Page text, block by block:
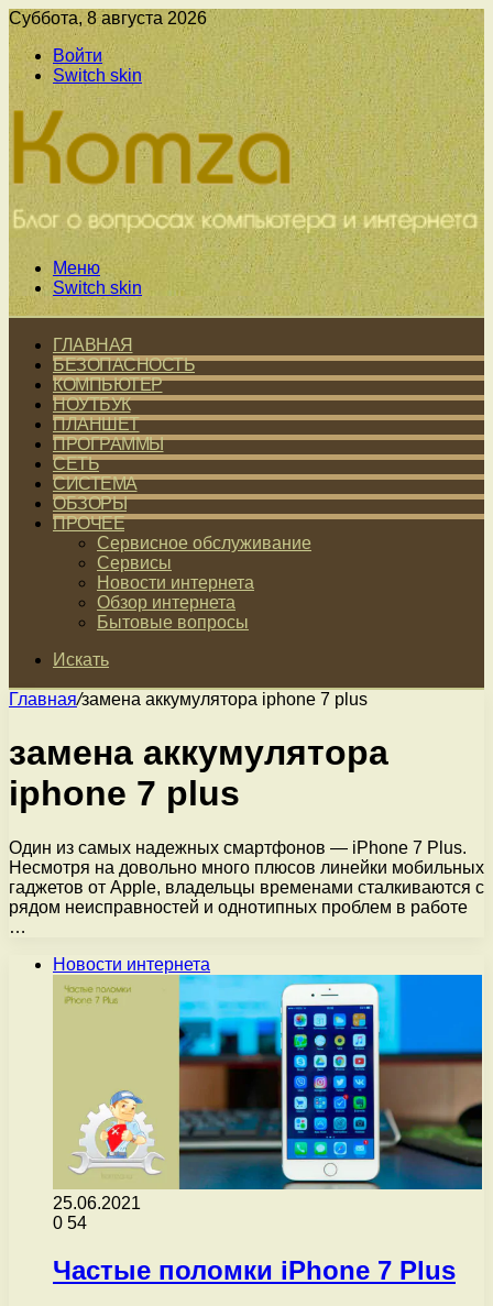
Суббота, 8 августа 2026
Войти
Switch skin
Меню
Switch skin
ГЛАВНАЯ
БЕЗОПАСНОСТЬ
КОМПЬЮТЕР
НОУТБУК
ПЛАНШЕТ
ПРОГРАММЫ
СЕТЬ
СИСТЕМА
ОБЗОРЫ
ПРОЧЕЕ
Сервисное обслуживание
Сервисы
Новости интернета
Обзор интернета
Бытовые вопросы
Искать
Главная/замена аккумулятора iphone 7 plus
замена аккумулятора
iphone 7 plus
Один из самых надежных смартфонов — iPhone 7 Plus.
Несмотря на довольно много плюсов линейки мобильных
гаджетов от Apple, владельцы временами сталкиваются с
рядом неисправностей и однотипных проблем в работе
…
Новости интернета
25.06.2021
0 54
Частые поломки iPhone 7 Plus